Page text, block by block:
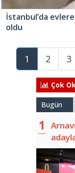
İstanbul’da
oldu
1 2 3
Çok
Bugün